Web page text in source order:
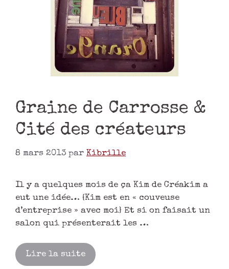
Graine de Carrosse &
Cité des créateurs
8 mars 2013 par Kibrille
Il y a quelques mois de ça Kim de Créakim a
eut une idée… {Kim est en « couveuse
d’entreprise » avec moi} Et si on faisait un
salon qui présenterait les …
Lire la suite